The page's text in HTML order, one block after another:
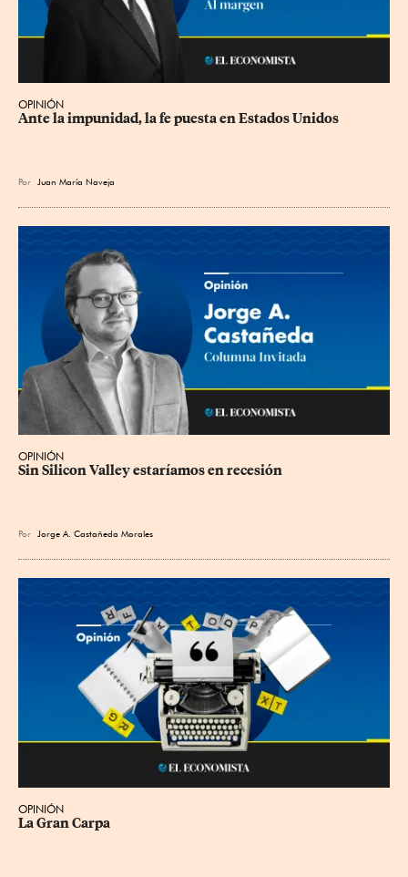
OPINIÓN
Ante la impunidad, la fe puesta en Estados Unidos
Por Juan María Naveja
OPINIÓN
Sin Silicon Valley estaríamos en recesión
Por Jorge A. Castañeda Morales
OPINIÓN
La Gran Carpa